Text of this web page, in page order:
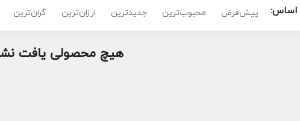
اساس: پیش‌فرض محبوب‌ترین جدیدترین ارزان‌ترین گران‌ترین
هیچ محصولی یافت